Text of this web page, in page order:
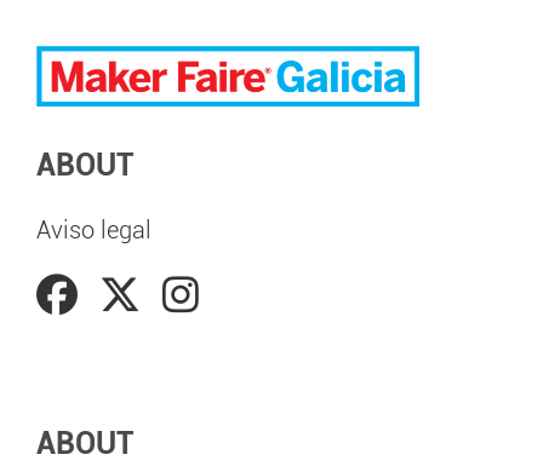
ABOUT
Aviso legal
ABOUT